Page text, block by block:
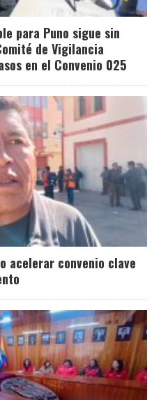
para Puno sigue sin
de Vigilancia
en el Convenio 025
acelerar convenio clave